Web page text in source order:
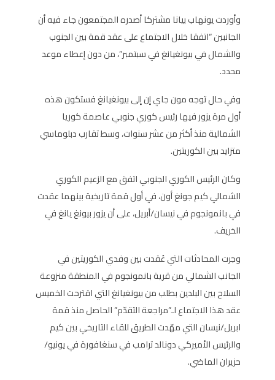
وأوردت يونهاب بيانا مشتركا أصدره المجتمعون جاء فيه أن
الجانبين “اتفقا خلال الاجتماع على عقد قمة بين الجنوب
والشمال في بيونغيانغ في سبتمبر”، من دون إعطاء موعد
محدد.
وفي حال توجه مون جاي إن إلى بيونغيانغ فستكون هذه
أول مرة يزور فيها رئيس كوري جنوبي عاصمة كوريا
الشمالية منذ أكثر من عشر سنوات، وسط تقارب دبلوماسي
متزايد بين الكوريتين.
وكان الرئيس الكوري الجنوبي اتفق مع الزعيم الكوري
الشمالي كيم جونغ أون، في أول قمة تاريخية بينهما عقدت
في بانمونجوم في نيسان/أبريل، على أن يزور بيونغ يانغ في
الخريف.
وجرت المحادثات التي عُقدت بين وفدي الكوريتين في
الجانب الشمالي من قرية بانمونجوم في المنطقة منزوعة
السلاح بين البلدين بطلب من بيونغيانغ التي اقترحت الخميس
عقد هذا الاجتماع لـ”مراجعة التقدّم” الحاصل منذ قمة
ابريل/نيسان التي مهّدت الطريق للقاء التاريخي بين كيم
والرئيس الأميركي دونالد ترامب في سنغافورة في يونيو/
حزيران الماضي.